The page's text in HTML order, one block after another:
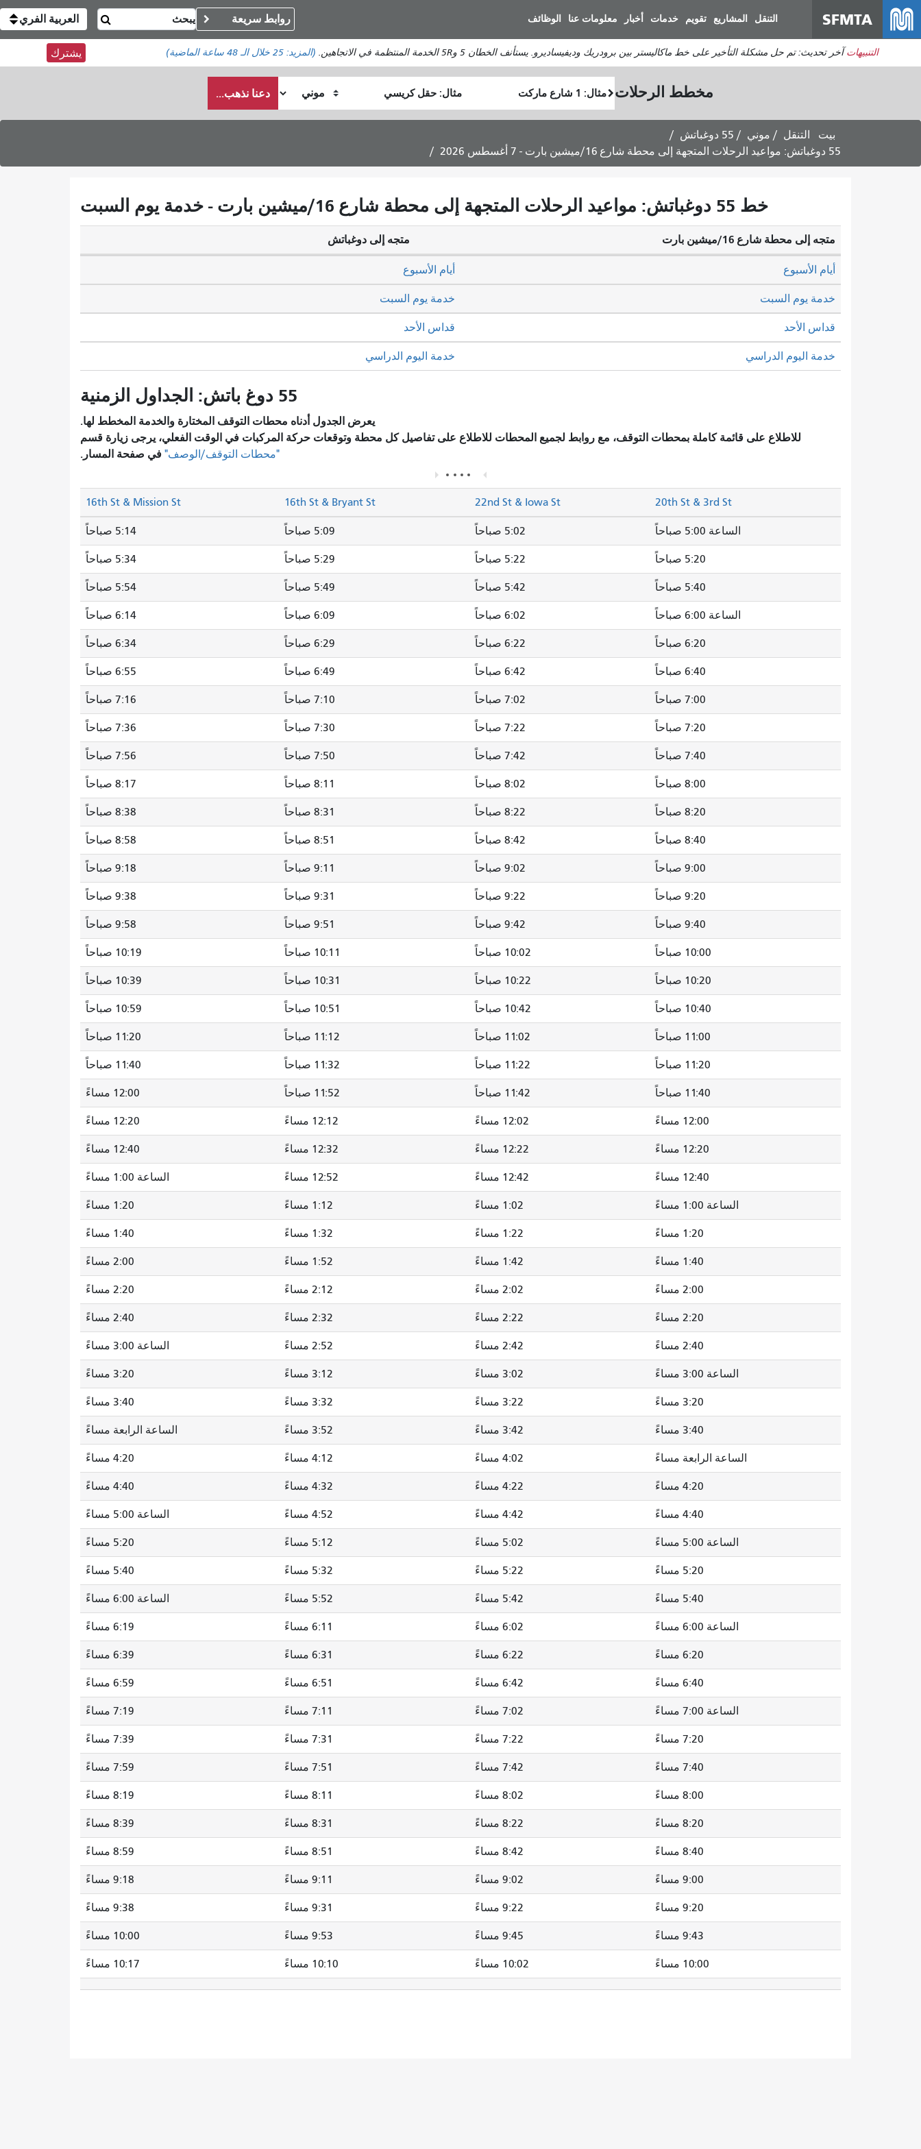
المحتوى
الرئيسي
SFMTA التنقل المشاريع تقويم خدمات أخبار معلومات عنا الوظائف روابط سريعة العربية الفري
التنبيهات آخر تحديث: تم حل مشكلة التأخير على خط ماكاليستر بين برودريك وديفيساديرو. يستأنف الخطان 5 و5R الخدمة المنتظمة في الاتجاهين. (المزيد:25 خلال الـ 48 ساعة الماضية) يشترك
مخطط الرحلات
البداية
النهاية
كيف
أرغب
دعنا نذهب...
بيت التنقل موني
55 دوغباتش
55 دوغباتش: مواعيد الرحلات المتجهة إلى محطة شارع 16/ميشين بارت - 7 أغسطس 2026
خط 55 دوغباتش: مواعيد الرحلات المتجهة إلى محطة شارع 16/ميشين بارت - خدمة يوم السبت
متجه إلى محطة شارع 16/ميشين بارت متجه إلى دوغباتش
خدمة يوم السبت خدمة يوم السبت
قداس الأحد قداس الأحد
أيام الأسبوع أيام الأسبوع
خدمة اليوم الدراسي خدمة اليوم الدراسي
55 دوغ باتش: الجداول الزمنية
يعرض الجدول أدناه محطات التوقف المختارة والخدمة المخطط لها.
للاطلاع على قائمة كاملة بمحطات التوقف، مع روابط لجميع المحطات للاطلاع على تفاصيل كل محطة وتوقعات حركة المركبات في الوقت الفعلي، يرجى زيارة قسم
"محطات التوقف/الوصف" في صفحة المسار.
20th St & 3rd St
22nd St & Iowa St
16th St & Bryant St
16th St & Mission St
الساعة 5:00 صباحاً 5:02 صباحاً 5:09 صباحاً 5:14 صباحاً
5:20 صباحاً 5:22 صباحاً 5:29 صباحاً 5:34 صباحاً
5:40 صباحاً 5:42 صباحاً 5:49 صباحاً 5:54 صباحاً
الساعة 6:00 صباحاً 6:02 صباحاً 6:09 صباحاً 6:14 صباحاً
6:20 صباحاً 6:22 صباحاً 6:29 صباحاً 6:34 صباحاً
6:40 صباحاً 6:42 صباحاً 6:49 صباحاً 6:55 صباحاً
7:00 صباحاً 7:02 صباحاً 7:10 صباحاً 7:16 صباحاً
7:20 صباحاً 7:22 صباحاً 7:30 صباحاً 7:36 صباحاً
7:40 صباحاً 7:42 صباحاً 7:50 صباحاً 7:56 صباحاً
8:00 صباحاً 8:02 صباحاً 8:11 صباحاً 8:17 صباحاً
8:20 صباحاً 8:22 صباحاً 8:31 صباحاً 8:38 صباحاً
8:40 صباحاً 8:42 صباحاً 8:51 صباحاً 8:58 صباحاً
9:00 صباحاً 9:02 صباحاً 9:11 صباحاً 9:18 صباحاً
9:20 صباحاً 9:22 صباحاً 9:31 صباحاً 9:38 صباحاً
9:40 صباحاً 9:42 صباحاً 9:51 صباحاً 9:58 صباحاً
10:00 صباحاً 10:02 صباحاً 10:11 صباحاً 10:19 صباحاً
10:20 صباحاً 10:22 صباحاً 10:31 صباحاً 10:39 صباحاً
10:40 صباحاً 10:42 صباحاً 10:51 صباحاً 10:59 صباحاً
11:00 صباحاً 11:02 صباحاً 11:12 صباحاً 11:20 صباحاً
11:20 صباحاً 11:22 صباحاً 11:32 صباحاً 11:40 صباحاً
11:40 صباحاً 11:42 صباحاً 11:52 صباحاً 12:00 مساءً
12:00 مساءً 12:02 مساءً 12:12 مساءً 12:20 مساءً
12:20 مساءً 12:22 مساءً 12:32 مساءً 12:40 مساءً
12:40 مساءً 12:42 مساءً 12:52 مساءً الساعة 1:00 مساءً
الساعة 1:00 مساءً 1:02 مساءً 1:12 مساءً 1:20 مساءً
1:20 مساءً 1:22 مساءً 1:32 مساءً 1:40 مساءً
1:40 مساءً 1:42 مساءً 1:52 مساءً 2:00 مساءً
2:00 مساءً 2:02 مساءً 2:12 مساءً 2:20 مساءً
2:20 مساءً 2:22 مساءً 2:32 مساءً 2:40 مساءً
2:40 مساءً 2:42 مساءً 2:52 مساءً الساعة 3:00 مساءً
الساعة 3:00 مساءً 3:02 مساءً 3:12 مساءً 3:20 مساءً
3:20 مساءً 3:22 مساءً 3:32 مساءً 3:40 مساءً
3:40 مساءً 3:42 مساءً 3:52 مساءً الساعة الرابعة مساءً
الساعة الرابعة مساءً 4:02 مساءً 4:12 مساءً 4:20 مساءً
4:20 مساءً 4:22 مساءً 4:32 مساءً 4:40 مساءً
4:40 مساءً 4:42 مساءً 4:52 مساءً الساعة 5:00 مساءً
الساعة 5:00 مساءً 5:02 مساءً 5:12 مساءً 5:20 مساءً
5:20 مساءً 5:22 مساءً 5:32 مساءً 5:40 مساءً
5:40 مساءً 5:42 مساءً 5:52 مساءً الساعة 6:00 مساءً
الساعة 6:00 مساءً 6:02 مساءً 6:11 مساءً 6:19 مساءً
6:20 مساءً 6:22 مساءً 6:31 مساءً 6:39 مساءً
6:40 مساءً 6:42 مساءً 6:51 مساءً 6:59 مساءً
الساعة 7:00 مساءً 7:02 مساءً 7:11 مساءً 7:19 مساءً
7:20 مساءً 7:22 مساءً 7:31 مساءً 7:39 مساءً
7:40 مساءً 7:42 مساءً 7:51 مساءً 7:59 مساءً
8:00 مساءً 8:02 مساءً 8:11 مساءً 8:19 مساءً
8:20 مساءً 8:22 مساءً 8:31 مساءً 8:39 مساءً
8:40 مساءً 8:42 مساءً 8:51 مساءً 8:59 مساءً
9:00 مساءً 9:02 مساءً 9:11 مساءً 9:18 مساءً
9:20 مساءً 9:22 مساءً 9:31 مساءً 9:38 مساءً
9:43 مساءً 9:45 مساءً 9:53 مساءً 10:00 مساءً
10:00 مساءً 10:02 مساءً 10:10 مساءً 10:17 مساءً